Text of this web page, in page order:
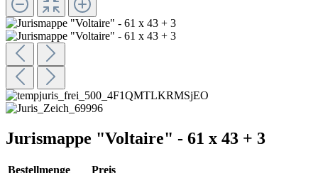
Jurismappe "Voltaire" - 61 x 43 + 3
Bestellmenge Preis